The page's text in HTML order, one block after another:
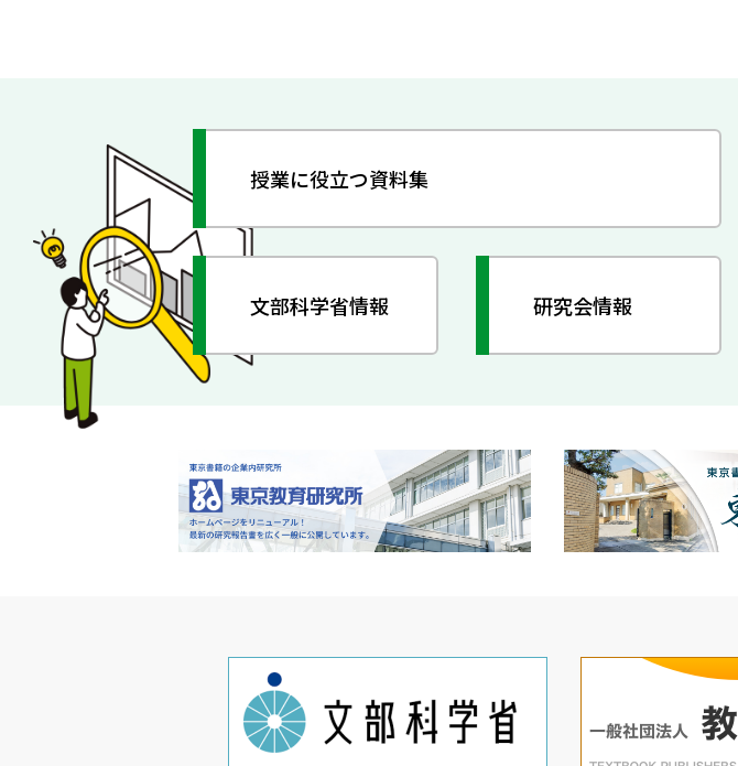
授業に役立つ資料集
文部科学省情報 研究会情報